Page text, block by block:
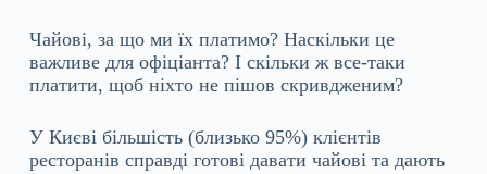
Чайові, за що ми їх платимо? Наскільки це
важливе для офіціанта? І скільки ж все-таки
платити, щоб ніхто не пішов скривдженим?
У Києві більшість (близько 95%) клієнтів
ресторанів справді готові давати чайові та дають